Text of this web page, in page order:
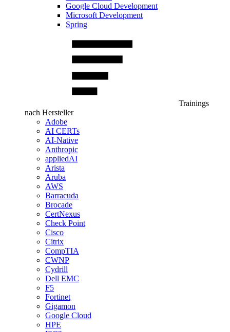
Google Cloud Development
Microsoft Development
Spring
Trainings
nach Hersteller
Adobe
AI CERTs
AI-Native
Anthropic
appliedAI
Arista
Aruba
AWS
Barracuda
Brocade
CertNexus
Check Point
Cisco
Citrix
CompTIA
CWNP
Cydrill
Dell EMC
F5
Fortinet
Gigamon
Google Cloud
HPE